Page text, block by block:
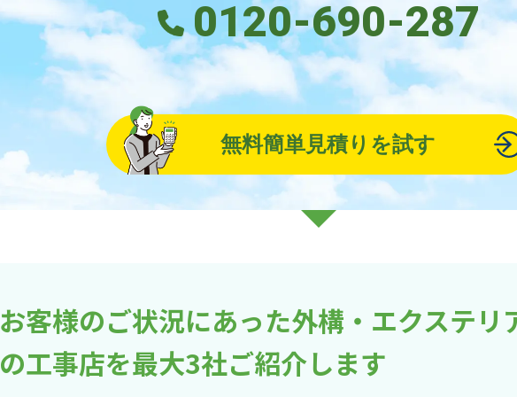
0120-690-287
無料簡単見積りを試す
お客様のご状況にあった外構・エクステリ
の工事店を最大3社ご紹介します